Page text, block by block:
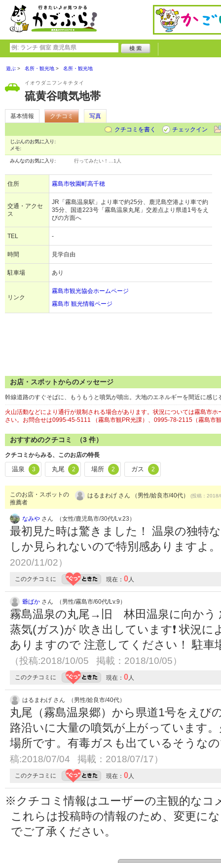
遊ぶ 名所・観光地 名所・観光地
イオウダニフンキチタイ
硫黄谷噴気地帯
基本情報 クチコミ
写真
クチコミを書く
チェックイン
じぶんのお気に入り:
メモ:
みんなのお気に入り: 行ってみたい！… 1人
住所 霧島市牧園町高千穂
交通・アクセ
ス
JR「霧島温泉駅」より車で約25分、鹿児島空港より車で約
35分、国道223号「霧島温泉丸尾」交差点より県道1号をえ
びの方面へ
TEL -
時間 見学自由
駐車場 あり
リンク
霧島市観光協会ホームページ
霧島市 観光情報ページ
お店・スポットからのメッセージ
幹線道路のすぐそばに、もうもうと噴気が噴出。大地のエネルギーを間近に感じ
火山活動などにより通行が規制される場合があります。状況については霧島市
さい。お問合せは0995-45-5111 （霧島市観PR光課）、0995-78-2115（霧島市
おすすめのクチコミ （3 件）
クチコミからみる、このお店の特長
温泉 3 丸尾 2 場所 2 ガス 2
このお店・スポットの
推薦者
はるまわげ さん （男性/姶良市/40代） (投稿：
なみや さん （女性/鹿児島市/30代/Lv.23）
最初見た時は驚きました！ 温泉の独特
しか見られないので特別感ありますよ
2020/11/02）
このクチコミに 現在： 0 人
爺ばか さん （男性/霧島市/60代/Lv.9）
霧島温泉の丸尾→旧 林田温泉に向かう
蒸気(ガス)が 吹き出しています❗ 状況
ありますので 注意してください！ 駐車
（投稿:2018/10/05 掲載：2018/10/05）
このクチコミに 現在： 0 人
はるまわげ さん （男性/姶良市/40代）
丸尾（霧島温泉郷）から県道1号をえび
路沿いに大量の噴気が上がっています
場所です。有毒ガスも出ているそうな
稿:2018/07/04 掲載：2018/07/17）
このクチコミに 現在： 0 人
※クチコミ情報はユーザーの主観的なコ
これらは投稿時の情報のため、変更に
でご了承ください。